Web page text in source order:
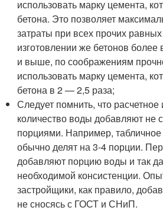
использовать марку цемента,
бетона. Это позволяет
затраты при всех прочих
изготовлении же бетонов
и выше, по соображениям
использовать марку цемента,
бетона в 2 — 2,5 раза;
Следует помнить, что расчетное
количество воды добавляют не
порциями. Например,
обычно делят на 3-4 порции.
добавляют порцию воды и так
необходимой консистенции.
застройщики, как правило,
не сносясь с ГОСТ и СНиП.